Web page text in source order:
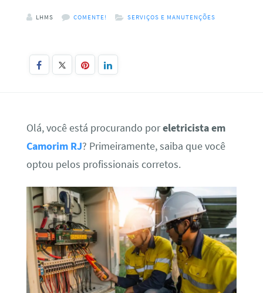
LHMS COMENTE! SERVIÇOS E MANUTENÇÕES
Olá, você está procurando poreletricista em
Camorim RJ? Primeiramente, saiba que você
optou pelos profissionais corretos.